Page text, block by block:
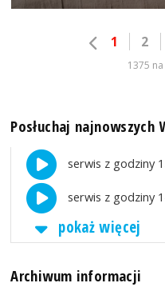
1 2
1375
Posłuchaj najnowszych
serwis z godziny
serwis z godziny
pokaż więcej
Archiwum informacji